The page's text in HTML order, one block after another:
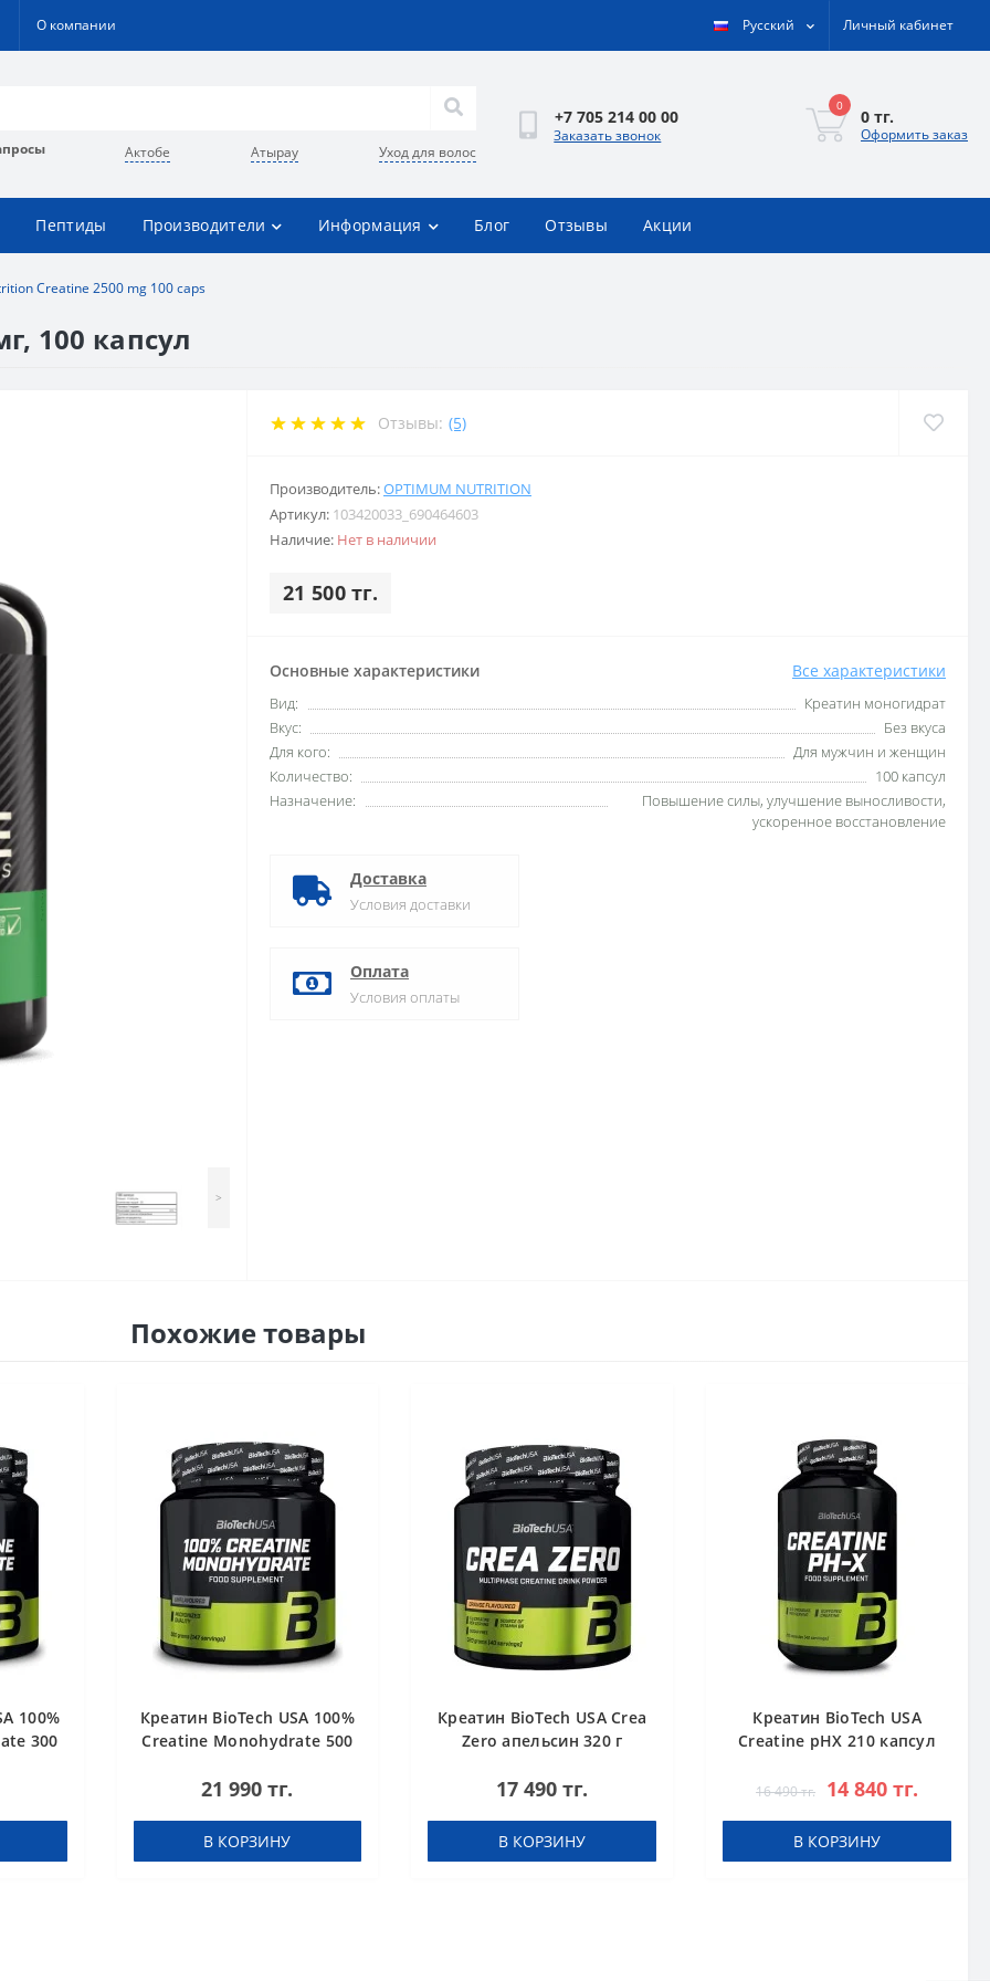
О компании Русский Личный кабинет
Актобе Атырау Уход для волос
+7 705 214 00 00
Заказать звонок
0
0 тг.
Оформить заказ
Пептиды Производители Информация Блог Отзывы Акции
Creatine 2500 mg 100 caps
100 капсул
>
Отзывы: (5)
Производитель:OPTIMUM NUTRITION
Артикул: 103420033_690464603
Наличие: Нет в наличии
21 500 тг.
Основные характеристики Все характеристики
Вид:
Креатин моногидрат
Вкус:
Без вкуса
Для кого:
Для мужчин и женщин
Количество:
100 капсул
Назначение:
Повышение силы, улучшение выносливости,
ускоренное восстановление
Доставка
Условия доставки
Оплата
Условия оплаты
Похожие товары
100%
300
Креатин BioTech USA 100%
Creatine Monohydrate 500
21 990 тг.
В КОРЗИНУ
Креатин BioTech USA Crea
Zero апельсин 320 г
17 490 тг.
В КОРЗИНУ
Креатин BioTech USA
Creatine pHX 210 капсул
16 490 тг. 14 840 тг.
В КОРЗИНУ